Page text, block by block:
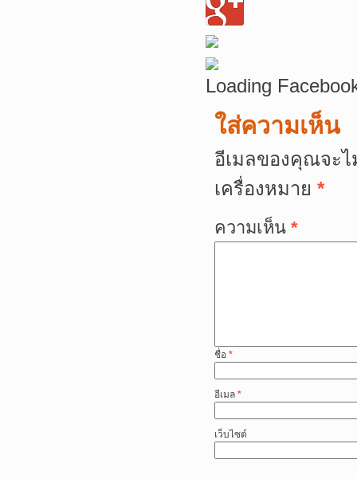
Loading
ใส่ความเห็น
อีเมลของคุณจะ
เครื่องหมาย *
ความเห็น *
ชื่อ *
อีเมล *
เว็บไซต์